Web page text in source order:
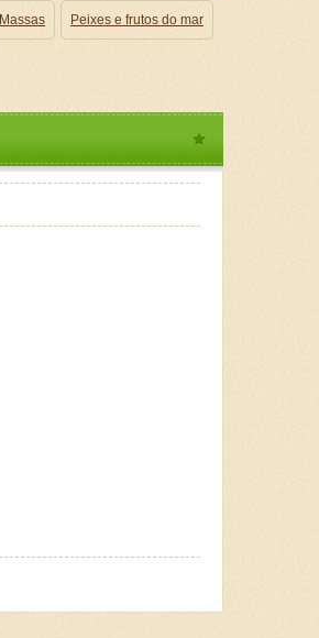
Massas Peixes e frutos do mar